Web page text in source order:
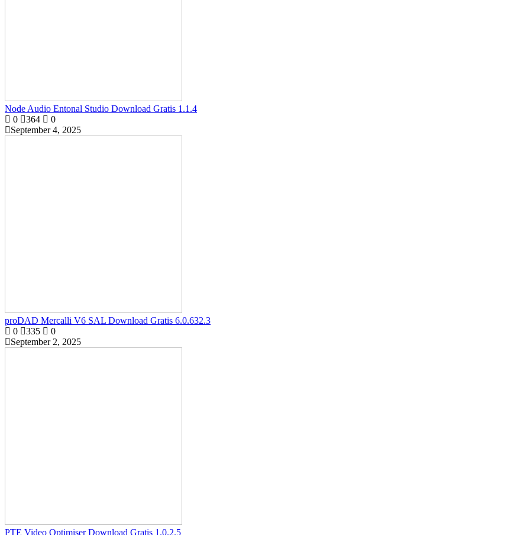
Node Audio Entonal Studio Download Gratis 1.1.4
0
364
0
September 4, 2025
proDAD Mercalli V6 SAL Download Gratis 6.0.632.3
0
335
0
September 2, 2025
PTE Video Optimiser Download Gratis 1.0.2.5